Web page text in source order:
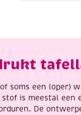
soms een loper)
is meestal
De